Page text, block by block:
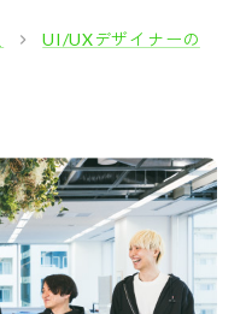
UI/UXデザイナーの